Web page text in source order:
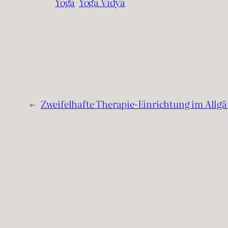
← Zweifelhafte Therapie-Einrichtung im